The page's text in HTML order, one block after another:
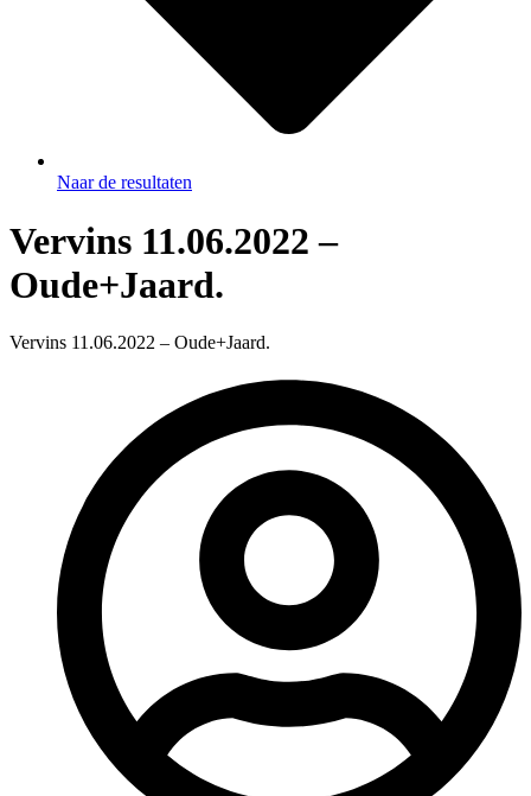
Naar de resultaten
Vervins 11.06.2022 –
Oude+Jaard.
Vervins 11.06.2022 – Oude+Jaard.